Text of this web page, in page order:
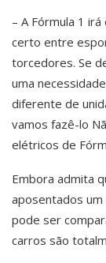
– A Fórmula 1
certo entre
torcedores. Se
uma
diferente de
vamos fazê-lo
elétricos de
Embora admita
aposentados um
pode ser
carros são